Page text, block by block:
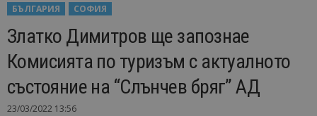
БЪЛГАРИЯ
СОФИЯ
Златко Димитров ще запознае
Комисията по туризъм с актуалното
състояние на “Слънчев бряг” АД
23/03/2022 13:56